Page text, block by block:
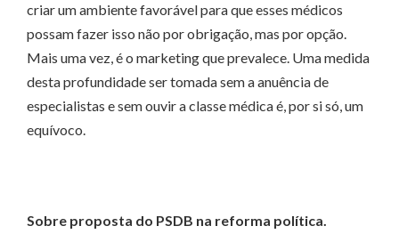
criar um ambiente favorável para que esses médicos
possam fazer isso não por obrigação, mas por opção.
Mais uma vez, é o marketing que prevalece. Uma medida
desta profundidade ser tomada sem a anuência de
especialistas e sem ouvir a classe médica é, por si só, um
equívoco.
Sobre proposta do PSDB na reforma política.